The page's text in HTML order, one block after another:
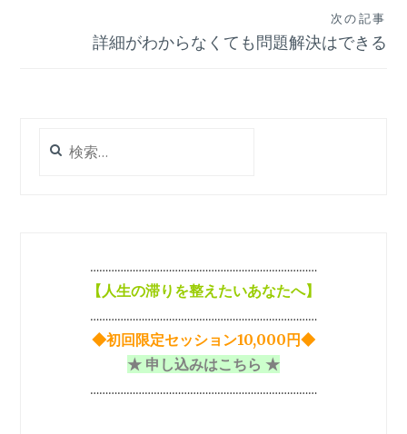
次の記事
詳細がわからなくても問題解決はできる
索:
…………………………………………………………………
【人生の滞りを整えたいあなたへ】
…………………………………………………………………
◆初回限定セッション10,000円◆
★ 申し込みはこちら ★
…………………………………………………………………